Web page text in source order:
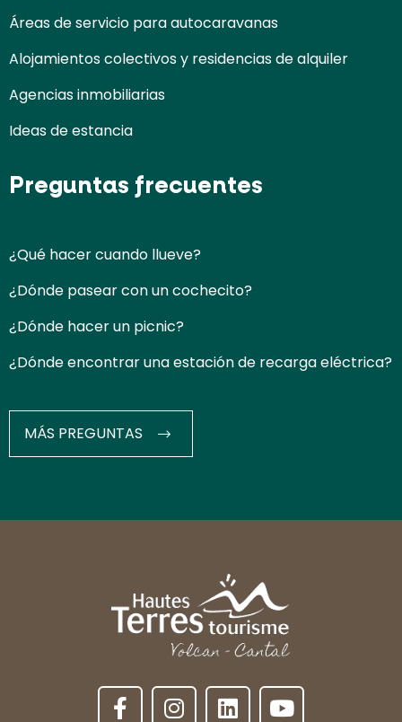
Áreas de servicio para autocaravanas
Alojamientos colectivos y residencias de alquiler
Agencias inmobiliarias
Ideas de estancia
Preguntas frecuentes
¿Qué hacer cuando llueve?
¿Dónde pasear con un cochecito?
¿Dónde hacer un picnic?
¿Dónde encontrar una estación de recarga eléctrica?
MÁS PREGUNTAS